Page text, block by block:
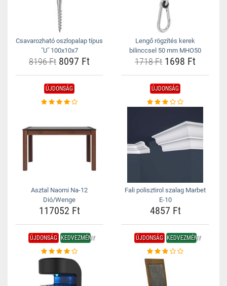
Csavarozható oszlopalap típus
˝U˝ 100x10x7
8196 Ft 8097 Ft
Lengő rögzítés kerek
bilinccsel 50 mm MHO50
1718 Ft 1698 Ft
ÚJDONSÁG
Asztal Naomi Na-12
Dió/Wenge
117052 Ft
ÚJDONSÁG
Fali polisztirol szalag Marbet
E-10
4857 Ft
ÚJDONSÁG KEDVEZMÉNY ÚJDONSÁG KEDVEZMÉNY